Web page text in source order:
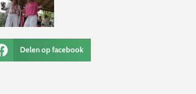
Delen op facebook